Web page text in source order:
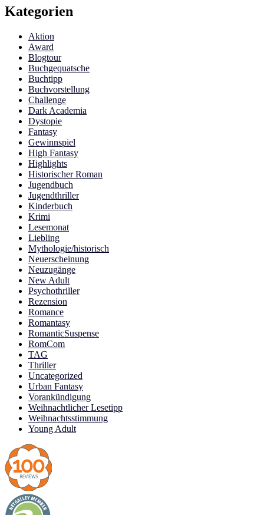
Kategorien
Aktion
Award
Blogtour
Buchgequatsche
Buchtipp
Buchvorstellung
Challenge
Dark Academia
Dystopie
Fantasy
Gewinnspiel
High Fantasy
Highlights
Historischer Roman
Jugendbuch
Jugendthriller
Kinderbuch
Krimi
Lesemonat
Liebling
Mythologie/historisch
Neuerscheinung
Neuzugänge
New Adult
Psychothriller
Rezension
Romance
Romantasy
RomanticSuspense
RomCom
TAG
Thriller
Uncategorized
Urban Fantasy
Vorankündigung
Weihnachtlicher Lesetipp
Weihnachtsstimmung
Young Adult